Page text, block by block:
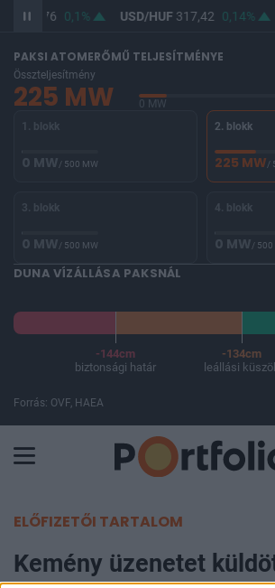
365,76 0,1% USD/HUF317,42 0,14%
PAKSI ATOMERŐMŰ TELJESÍTMÉNYE
Összteljesítmény
225 MW 0 MW
1. blokk
0 MW/ 500 MW
2. blokk
225 MW/
3. blokk
0 MW/ 500 MW
4. blokk
0 MW/ 500
DUNA VÍZÁLLÁSA PAKSNÁL
-144cm
biztonsági határ
-134cm
leállási
Forrás: OVF, HAEA
ELŐFIZETŐI TARTALOM
Kemény üzenetet